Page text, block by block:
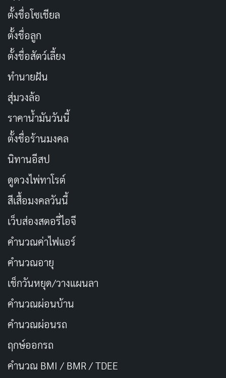
เธอควรเข้มแข็งขึ้นมากกว่านี้ นอกจากนี้ การที่มีฉากตลก
มากเกินไป อาจทำให้ความรู้สึกโรแมนติกในเรื่องถูกบดบัง
ไปบ้าง อย่างไรก็ตาม ความตลกของเรื่องก็เป็นจุดเด่นที่
ทำให้การ์ตูนเรื่องนี้แตกต่างจากการ์ตูนโรแมนติกเรื่องอื่นๆ
การที่โนซากิคุงยังคงไม่รู้ตัวถึงความรู้สึกของซากุระ สร้าง
ความท้าทายและความน่าติดตามให้กับเรื่องราว ความ
สัมพันธ์ที่ซับซ้อนระหว่างตัวละครทั้งสอง และตัวละครรอ
ชมได้อย่างดี
ผู้ที่ชอบแนวโรแมนติกคอมเมดี้ที่มีความฮาและเนื้อหาที่เบา
สมอง การ์ตูนเรื่องนี้มอบความบันเทิงและความสนุกสนาน
ให้กับผู้ชมได้อย่างครบถ้วน แม้ว่าบางช่วงอาจมีการเน้นมุก
ผสานระหว่างตัวละครที่น่ารัก ฉากการ์ตูนที่สดใส และเพลง
ประกอบที่ติดหู ก็ทำให้เรื่องนี้เป็นอีกหนึ่งเรื่องที่ไม่ควร
พลาด
ถึงแม้ว่าจะยังไม่มีข่าวการประกาศซีซั่นที่สอง แต่แฟนๆ
ของการ์ตูนเรื่องนี้ยังคงมีความหวัง เพราะตัวมังงะต้นฉบับ
ยังคงดำเนินต่อไป หากคุณกำลังมองหาการ์ตูนที่ดูแล้ว
อารมณ์ดี และเต็มไปด้วยความสนุกและความน่ารัก
“Monthly Girls’ Nozaki-kun” คือการ์ตูนที่คุณควรรับชม
ตั้งชื่อโซเชียล
ตั้งชื่อลูก
ตั้งชื่อสัตว์เลี้ยง
ทำนายฝัน
สุ่มวงล้อ
ราคาน้ำมันวันนี้
ตั้งชื่อร้านมงคล
นิทานอีสป
ดูดวงไพ่ทาโรต์
สีเสื้อมงคลวันนี้
เว็บส่องสตอรี่ไอจี
คำนวณค่าไฟแอร์
คำนวณอายุ
เช็กวันหยุด/วางแผนลา
คำนวณผ่อนบ้าน
คำนวณผ่อนรถ
ฤกษ์ออกรถ
คำนวณ BMI / BMR / TDEE